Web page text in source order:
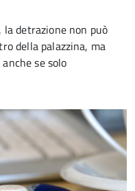
la detrazione non può
della palazzina, ma
se solo